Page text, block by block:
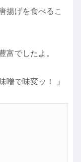
揚げを食べるこ
富でしたよ。
噌で味変ッ！ 」